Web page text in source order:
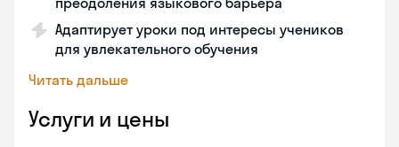
Адаптирует уроки под интересы учеников
для увлекательного обучения
Читать дальше
Услуги и цены